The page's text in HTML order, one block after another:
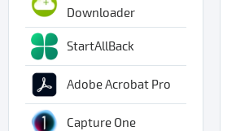
Downloader
StartAllBack
Adobe Acrobat Pro
Capture One